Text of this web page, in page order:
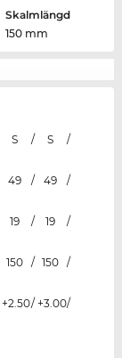
Skalmlängd
150 mm
S / S
/
49 / 49
/
19 / 19
/
150 / 150 /
+2.50/ +3.00/